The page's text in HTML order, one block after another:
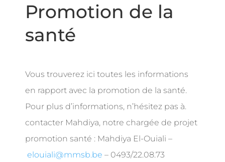
Promotion de la
santé
Vous trouverez ici toutes les informations
en rapport avec la promotion de la santé.
Pour plus d’informations, n’hésitez pas à.
contacter Mahdiya, notre chargée de projet
promotion santé : Mahdiya El-Ouiali –
elouiali@mmsb.be – 0493/22.08.73